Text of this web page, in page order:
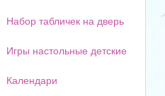
Набор табличек на дверь
Игры настольные детские
Календари